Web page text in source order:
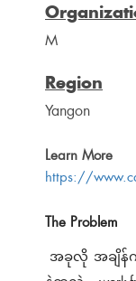
M
Region
Yangon
Learn More
https://
The Problem
အခုလို အချိန်က